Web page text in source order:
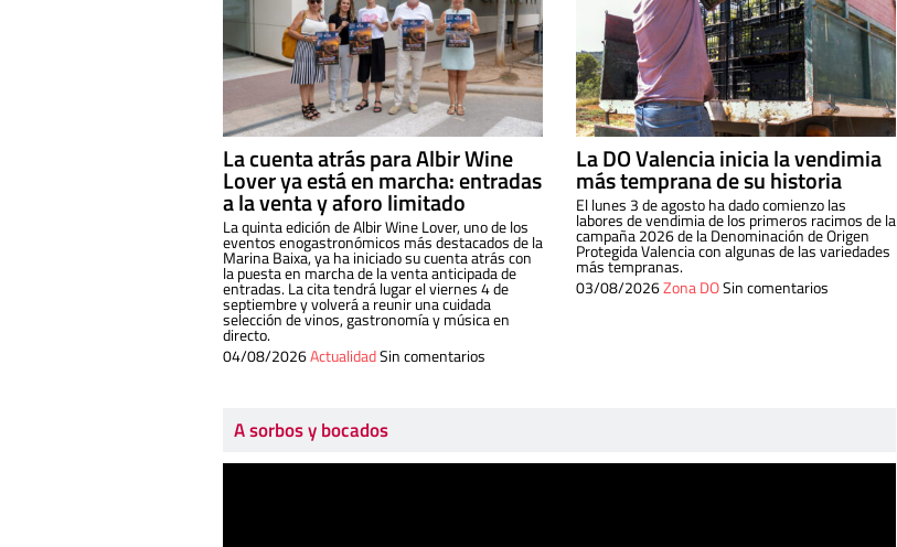
La cuenta atrás para Albir Wine
Lover ya está en marcha: entradas
a la venta y aforo limitado
La quinta edición de Albir Wine Lover, uno de los
eventos enogastronómicos más destacados de la
Marina Baixa, ya ha iniciado su cuenta atrás con
la puesta en marcha de la venta anticipada de
entradas. La cita tendrá lugar el viernes 4 de
septiembre y volverá a reunir una cuidada
selección de vinos, gastronomía y música en
directo.
04/08/2026ActualidadSin comentarios
La DO Valencia inicia la vendimia
más temprana de su historia
El lunes 3 de agosto ha dado comienzo las
labores de vendimia de los primeros racimos de la
campaña 2026 de la Denominación de Origen
Protegida Valencia con algunas de las variedades
más tempranas.
03/08/2026Zona DOSin comentarios
A sorbos y bocados